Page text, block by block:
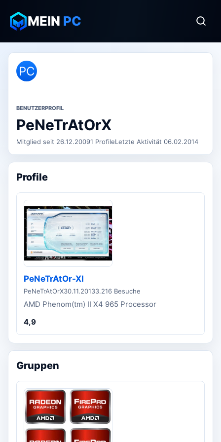
MEIN PC
PC
BENUTZERPROFIL
PeNeTrAtOrX
Mitglied seit 26.12.20091 ProfileLetzte Aktivität 06.02.2014
Profile
PeNeTrAtOr-XI
PeNeTrAtOrX30.11.20133.216 Besuche
AMD Phenom(tm) II X4 965 Processor
4,9
Gruppen